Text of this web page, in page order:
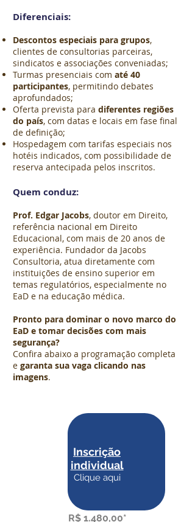
Diferenciais:
Descontos especiais para grupos,
clientes de consultorias parceiras,
sindicatos e associações conveniadas;
Turmas presenciais com até 40
participantes, permitindo debates
aprofundados;
Oferta prevista para diferentes regiões
do país, com datas e locais em fase final
de definição;
Hospedagem com tarifas especiais nos
hotéis indicados, com possibilidade de
reserva antecipada pelos inscritos.
Quem conduz:
Prof. Edgar Jacobs, doutor em Direito,
referência nacional em Direito
Educacional, com mais de 20 anos de
experiência. Fundador da Jacobs
Consultoria, atua diretamente com
instituições de ensino superior em
temas regulatórios, especialmente no
EaD e na educação médica.
Pronto para dominar o novo marco do
EaD e tomar decisões com mais
segurança?
Confira abaixo a programação completa
e garanta sua vaga clicando nas
imagens.
Inscrição
individual
Clique aqui
R$ 1.480,00*